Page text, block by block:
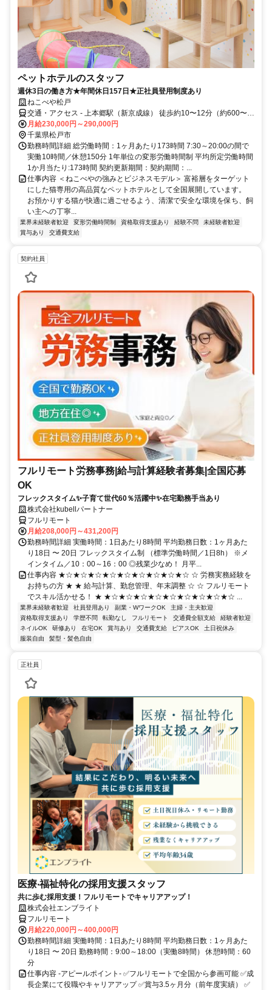
ペットホテルのスタッフ
週休3日の働き方★年間休日157日★正社員登用制度あり
ねこべや松戸
交通・アクセス - 上本郷駅（新京成線） 徒歩約10〜12分（約600〜
900m） - 松戸駅（JR常磐線・新京成線） 徒歩約15〜16分（約
1.2km） 松戸駅からバス乗車 → 約5〜7分で南花島周辺バス停着。バ
ス停から目的地までとほ8分です。
月給230,000円～290,000円
千葉県松戸市
勤務時間詳細 総労働時間：1ヶ月あたり173時間 7:30～20:00の間で
実働10時間／休憩150分 1年単位の変形労働時間制 平均所定労働時間
1か月当たり:173時間 契約更新期間：契約期間：...
仕事内容 ＜ねこべやの強みとビジネスモデル＞ 富裕層をターゲット
にした猫専用の高品質なペットホテルとして全国展開しています。
お預かりする猫が快適に過ごせるよう、清潔で安全な環境を保ち、飼
い主への丁寧...
業界未経験者歓迎 変形労働時間制 資格取得支援あり 経験不問
未経験者歓迎
賞与あり
交通費支給
契約社員
フルリモート労務事務|給与計算経験者募集|全国応募
OK
フレックスタイム✨子育て世代60％活躍中✨在宅勤務手当あり
株式会社kubellパートナー
フルリモート
月給208,000円～431,200円
勤務時間詳細 実働時間：1日あたり8時間 平均勤務日数：1ヶ月あた
り18日 〜 20日 フレックスタイム制 （標準労働時間／1日8h） ※メ
インタイム／10：00～16：00 ◎残業少なめ！ 月平...
仕事内容 ★☆★☆★☆★☆★☆★☆★☆★☆★☆ ☆ 労務実務経験を
お持ちの方 ★ ★ 給与計算、勤怠管理、年末調整 ☆ ☆ フルリモート
でスキル活かせる！ ★ ★☆★☆★☆★☆★☆★☆★☆★☆★☆ ...
業界未経験者歓迎 社員登用あり 副業・WワークOK
主婦・主夫歓迎
資格取得支援あり
学歴不問 転勤なし フルリモート 交通費全額支給
経験者歓迎
ネイルOK
研修あり 在宅OK 賞与あり 交通費支給 ピアスOK
土日祝休み
服装自由
髪型・髪色自由
正社員
医療‧福祉特化の採用支援スタッフ
共に歩む採用支援！フルリモートでキャリアアップ！
株式会社エンブライト
フルリモート
月給220,000円～400,000円
勤務時間詳細 実働時間：1日あたり8時間 平均勤務日数：1ヶ月あた
り18日 〜 20日 勤務時間：9:00～18:00（実働8時間） 休憩時間：60
分
仕事内容 -アピールポイント- ✅フルリモートで全国から参画可能 ✅成
長企業にて役職やキャリアアップ ✅賞与3.5ヶ月分（前年度実績） ✅